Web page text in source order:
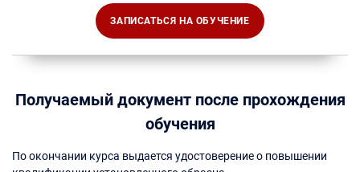
ЗАПИСАТЬСЯ НА ОБУЧЕНИЕ
Получаемый документ после прохождения
обучения
По окончании курса выдается удостоверение о повышении